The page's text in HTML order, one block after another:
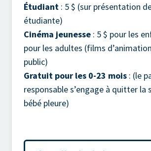
Étudiant : 5 $ (sur présentation
étudiante)
Cinéma jeunesse : 5 $ pour les
pour les adultes (films
public)
Gratuit pour les 0-23 mois : (le
responsable s’engage à quitter la
bébé pleure)